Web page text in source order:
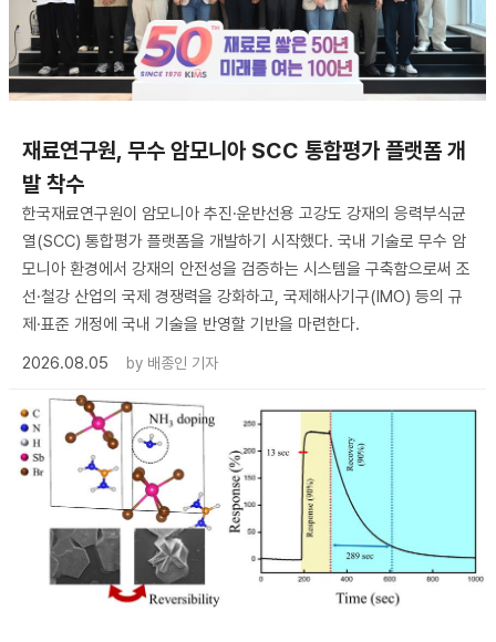
재료연구원, 무수 암모니아 SCC 통합평가 플랫폼 개
발 착수
한국재료연구원이 암모니아 추진·운반선용 고강도 강재의 응력부식균
열(SCC) 통합평가 플랫폼을 개발하기 시작했다. 국내 기술로 무수 암
모니아 환경에서 강재의 안전성을 검증하는 시스템을 구축함으로써 조
선·철강 산업의 국제 경쟁력을 강화하고, 국제해사기구(IMO) 등의 규
제·표준 개정에 국내 기술을 반영할 기반을 마련한다.
2026.08.05
by 배종인 기자